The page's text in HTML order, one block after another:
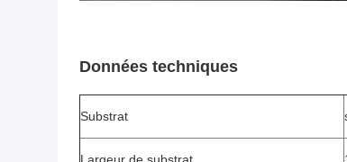
Données techniques
Substrat